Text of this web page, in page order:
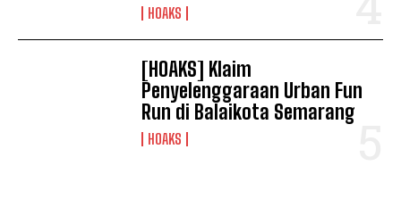
HOAKS
[HOAKS] Klaim
Penyelenggaraan Urban Fun
Run di Balaikota Semarang
HOAKS